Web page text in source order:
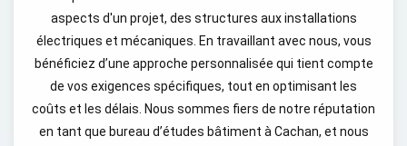
aspects d'un projet, des structures aux installations
électriques et mécaniques. En travaillant avec nous, vous
bénéficiez d’une approche personnalisée qui tient compte
de vos exigences spécifiques, tout en optimisant les
coûts et les délais. Nous sommes fiers de notre réputation
en tant que bureau d’études bâtiment à Cachan, et nous